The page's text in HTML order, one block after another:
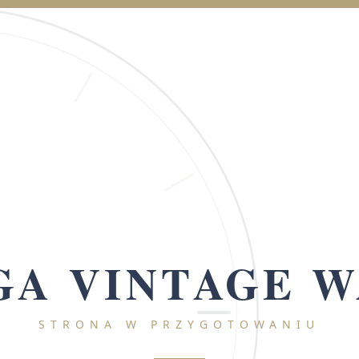
VINTAGE
STRONA W PRZYGOTOWANIU